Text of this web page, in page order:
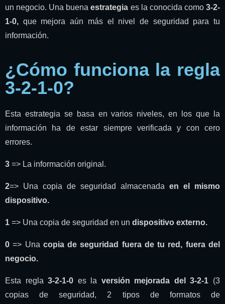
un negocio. Una buenaestrategia es la conocida como3-2-
1-0, que mejora aún más el nivel de seguridad para tu
información.
¿Cómo funciona la regla
3-2-1-0?
Esta estrategia se basa en varios niveles, en los que la
información ha de estar siempre verificada y con cero
errores.
3 => La información original.
2=> Una copia de seguridad almacenada en el mismo
dispositivo.
1 => Una copia de seguridad en un dispositivo externo.
0 => Una copia de seguridad fuera de tu red, fuera del
negocio.
Esta regla3-2-1-0 es la versión mejorada del 3-2-1 (3
copias de seguridad, 2 tipos de formatos de